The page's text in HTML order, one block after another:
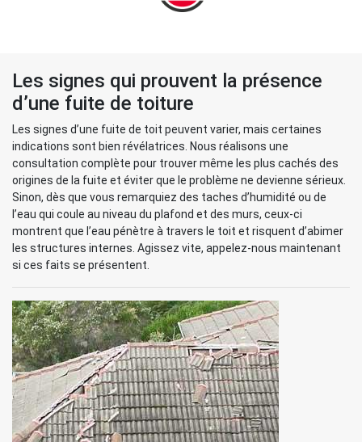
Les signes qui prouvent la présence
d’une fuite de toiture
Les signes d’une fuite de toit peuvent varier, mais certaines
indications sont bien révélatrices. Nous réalisons une
consultation complète pour trouver même les plus cachés des
origines de la fuite et éviter que le problème ne devienne sérieux.
Sinon, dès que vous remarquiez des taches d’humidité ou de
l’eau qui coule au niveau du plafond et des murs, ceux-ci
montrent que l’eau pénètre à travers le toit et risquent d’abimer
les structures internes. Agissez vite, appelez-nous maintenant
si ces faits se présentent.